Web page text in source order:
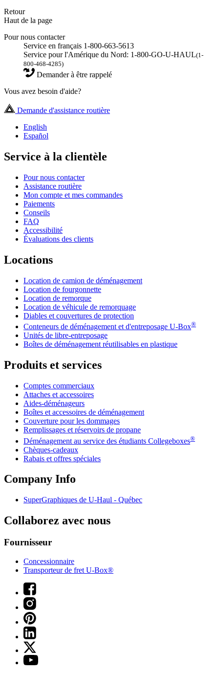
Retour
Haut de la page
Pour nous contacter
Service en français 1-800-663-5613
Service pour l'Amérique du Nord: 1-800-GO-U-HAUL(1-
800-468-4285)
Demander à être rappelé
Vous avez besoin d'aide?
Demande d'assistance routière
English
Español
Service à la clientèle
Pour nous contacter
Assistance routière
Mon compte et mes commandes
Paiements
Conseils
FAQ
Accessibilité
Évaluations des clients
Locations
Location de camion de déménagement
Location de fourgonnette
Location de remorque
Location de véhicule de remorquage
Diables et couvertures de protection
Conteneurs de déménagement et d'entreposage U-Box®
Unités de libre-entreposage
Boîtes de déménagement réutilisables en plastique
Produits et services
Comptes commerciaux
Attaches et accessoires
Aides-déménageurs
Boîtes et accessoires de déménagement
Couverture pour les dommages
Remplissages et réservoirs de propane
Déménagement au service des étudiants Collegeboxes®
Chèques-cadeaux
Rabais et offres spéciales
Company Info
SuperGraphiques de U-Haul - Québec
Collaborez avec nous
Fournisseur
Concessionnaire
Transporteur de fret U-Box®